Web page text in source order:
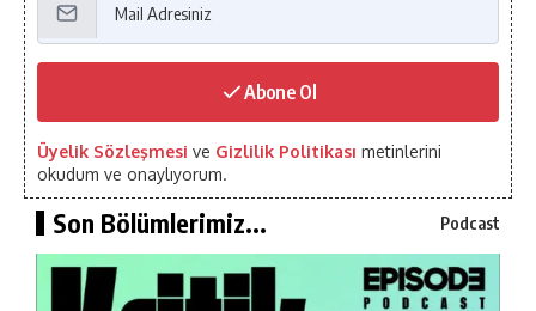
Abone Ol
Üyelik Sözleşmesi ve Gizlilik Politikası metinlerini
okudum ve onaylıyorum.
Son Bölümlerimiz... Podcast